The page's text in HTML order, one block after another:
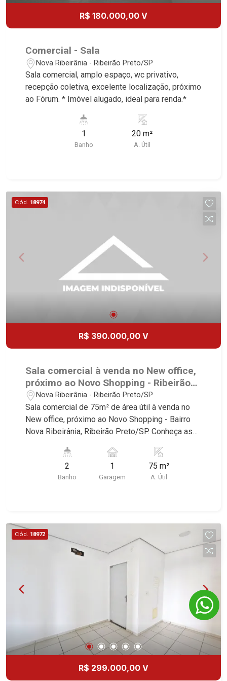
Jardim Califórnia, Quinta da Primavera, Bonfim
Paulista, Vila Seixas, Jardim Paulista, Jardim
Jardim Macedo, Jardim São Luiz, Centro, Jardim
Flórida, Jardim Centenário, Recreio das Acácias,
Jardim Ana Maria, San Marco, Vila Romana,
Bosque dos Juritis, Jardim dos Guaporés e Bella
Città Residencial e Industrial. Avenida João Fiúsa,
R$ 180.000,00 V
Comercial - Sala
Nova Ribeirânia - Ribeirão Preto/SP
Sala comercial, amplo espaço, wc privativo,
recepção coletiva, excelente localização, próximo
ao Fórum. * Imóvel alugado, ideal para renda.*
1
Banho
20 m²
A. Útil
Cód. 18974
R$ 390.000,00 V
Sala comercial à venda no New office,
próximo ao Novo Shopping - Ribeirão
Preto/SP.
Nova Ribeirânia - Ribeirão Preto/SP
Sala comercial de 75m² de área útil à venda no
New office, próximo ao Novo Shopping - Bairro
Nova Ribeirânia, Ribeirão Preto/SP. Conheça as
Imobiliária selecionou para você: - 75m² de área
útil - Amplo espaço - 2 W.C privativos - 1 vaga
2
Banho
1
Garagem
75 m²
A. Útil
Cód. 18972
R$ 299.000,00 V